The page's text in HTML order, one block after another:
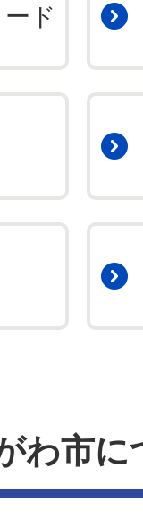
ド
わ市に